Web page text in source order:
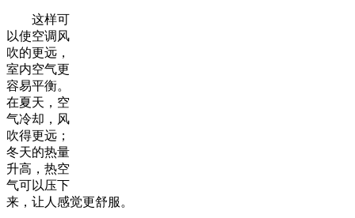
这样可
以使空调风
吹的更远，
室内空气更
容易平衡。
在夏天，空
气冷却，风
吹得更远；
冬天的热量
升高，热空
气可以压下
来，让人感觉更舒服。